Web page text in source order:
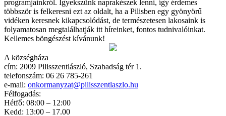
programjainkról. Igyekszünk naprakészek lenni, így érdemes
többször is felkeresni ezt az oldalt, ha a Pilisben egy gyönyörű
vidéken keresnek kikapcsolódást, de természetesen lakosaink is
folyamatosan megtalálhatják itt híreinket, fontos tudnivalóinkat.
Kellemes böngészést kívánunk!
A községháza
cím: 2009 Pilisszentlászló, Szabadság tér 1.
telefonszám: 06 26 785-261
e-mail: onkormanyzat@pilisszentlaszlo.hu
Félfogadás:
Hétfő: 08:00 – 12:00
Kedd: 13:00 – 17.00